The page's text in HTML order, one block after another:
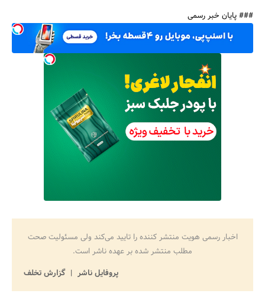
### پایان خبر رسمی
اخبار رسمی هویت منتشر کننده را تایید می‌کند ولی مسئولیت صحت
مطلب منتشر شده بر عهده ناشر است.
پروفایل ناشر
گزارش تخلف